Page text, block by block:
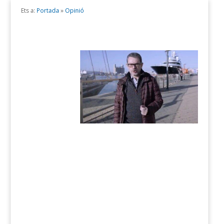
Ets a: Portada » Opinió